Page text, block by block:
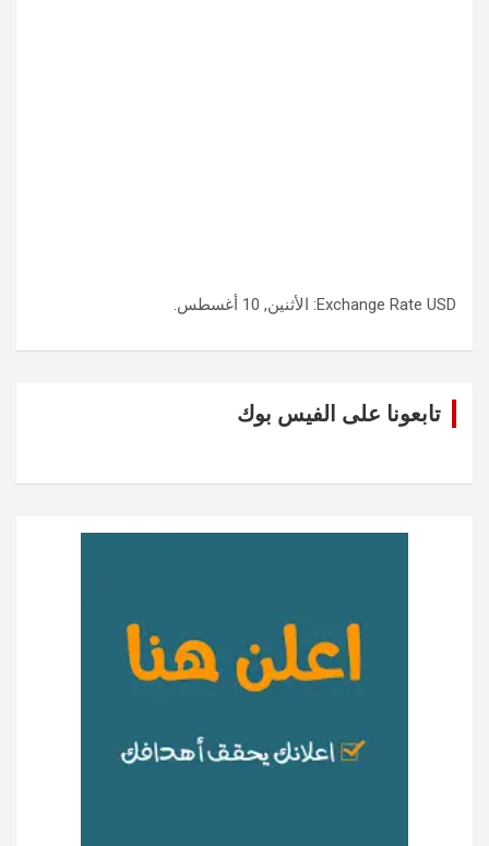
Exchange Rate USD : الأثنين, 10 أغسطس.
تابعونا على الفيس بوك